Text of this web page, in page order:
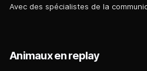
Animaux en replay